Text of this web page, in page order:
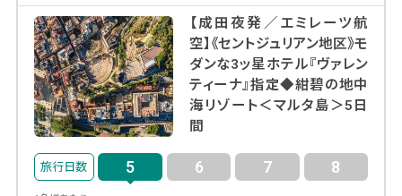
【成田夜発／エミレーツ航
空】《セントジュリアン地区》モ
ダンな3ッ星ホテル『ヴァレン
ティーナ』指定◆紺碧の地中
海リゾート＜マルタ島＞5日
間
5 6 7 8